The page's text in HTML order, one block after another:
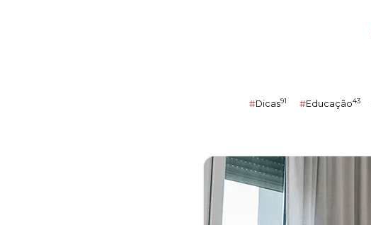
#Dicas91 #Educação43